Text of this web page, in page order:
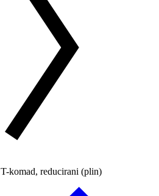
komad, reducirani (plin)